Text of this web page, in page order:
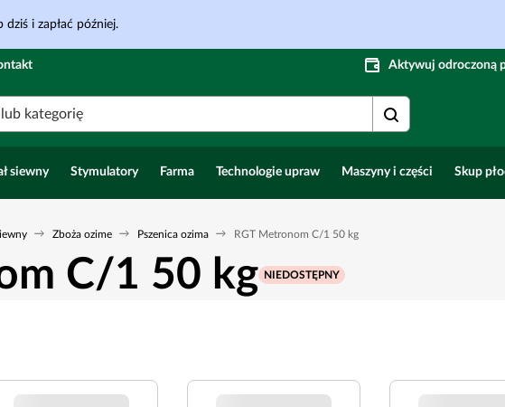
dziś i zapłać później.
Aktywuj odroczoną
kategorię
siewny Stymulatory Farma Technologie upraw Maszyny i części Skup
Zboża ozime Pszenica ozima RGT Metronom C/1 50 kg
C/1 50 kg NIEDOSTĘPNY